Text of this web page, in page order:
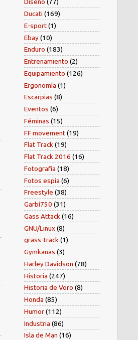
Diseño (77)
Ducati (169)
E-sport(1)
Ebay(10)
Enduro (183)
Entrenamiento (2)
Equipamiento (126)
Ergonomía (1)
Escarpias (8)
Eventos (6)
Féminas (15)
FF movement(19)
Flat Track(19)
Flat Track 2016 (16)
Fotografía (18)
Fotos espía (6)
Freestyle (38)
Garbí750 (31)
Gass Attack (16)
GNU/Linux(8)
grass-track(1)
Gymkanas (3)
Harley Davidson (78)
Historia (247)
Historia de Voro (8)
Honda (85)
Humor(112)
Industria (86)
Isla de Man (16)